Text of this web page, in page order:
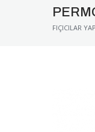
FIÇICILAR